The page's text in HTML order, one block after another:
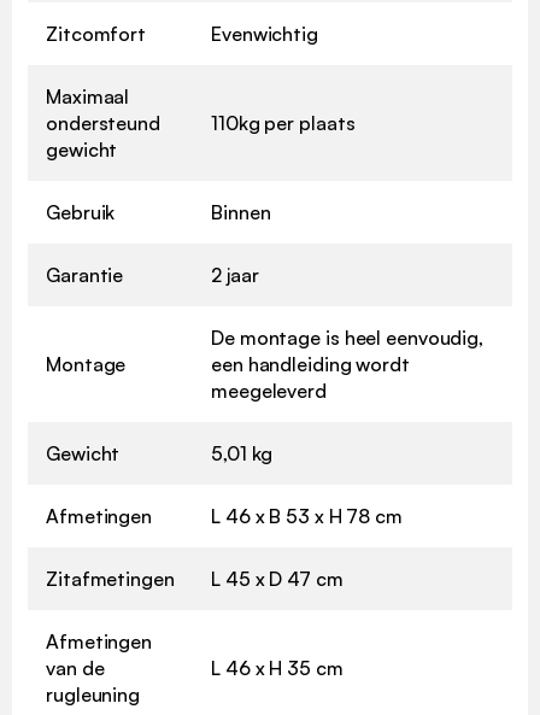
Zitcomfort Evenwichtig
Maximaal
ondersteund
gewicht
110kg per plaats
Gebruik Binnen
Garantie 2 jaar
Montage
De montage is heel eenvoudig,
een handleiding wordt
meegeleverd
Gewicht 5,01 kg
Afmetingen L 46 x B 53 x H 78 cm
Zitafmetingen L 45 x D 47 cm
Afmetingen
van de
rugleuning
L 46 x H 35 cm